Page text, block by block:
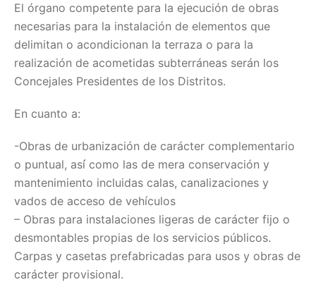
El órgano competente para la ejecución de obras
necesarias para la instalación de elementos que
delimitan o acondicionan la terraza o para la
realización de acometidas subterráneas serán los
Concejales Presidentes de los Distritos.
En cuanto a:
-Obras de urbanización de carácter complementario
o puntual, así́ como las de mera conservación y
mantenimiento incluidas calas, canalizaciones y
vados de acceso de vehículos
– Obras para instalaciones ligeras de carácter fijo o
desmontables propias de los servicios públicos.
Carpas y casetas prefabricadas para usos y obras de
carácter provisional.